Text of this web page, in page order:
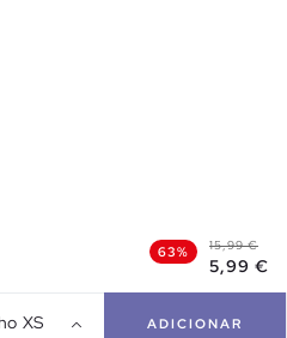
63% 15,99 €
5,99 €
XS ADICIONAR